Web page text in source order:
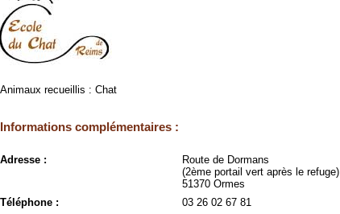
Animaux recueillis : Chat
Informations complémentaires :
Adresse :
Route de Dormans
(2ème portail vert après le refuge)
51370 Ormes
Téléphone :
03 26 02 67 81